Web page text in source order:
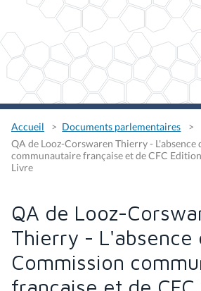
Accueil
Documents parlementaires
QA de Looz-Corswaren Thierry - L'absence
communautaire française et de CFC
Livre
QA de Looz-
Thierry - L'absence
Commission